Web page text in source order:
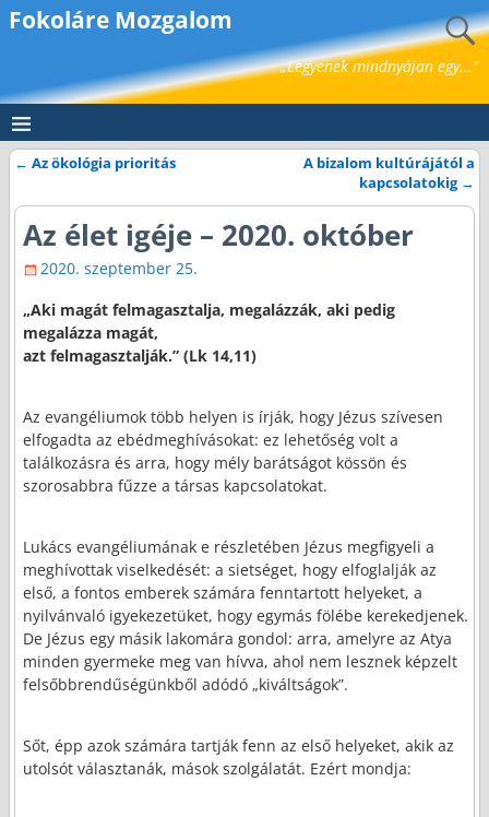
Fokoláre Mozgalom
„Legyenek mindnyájan egy..."
← Az ökológia prioritás
A bizalom kultúrájától a
kapcsolatokig →
Az élet igéje – 2020. október
2020. szeptember 25.
„Aki magát felmagasztalja, megalázzák, aki pedig
megalázza magát,
azt felmagasztalják.” (Lk 14,11)
Az evangéliumok több helyen is írják, hogy Jézus szívesen
elfogadta az ebédmeghívásokat: ez lehetőség volt a
találkozásra és arra, hogy mély barátságot kössön és
szorosabbra fűzze a társas kapcsolatokat.
Lukács evangéliumának e részletében Jézus megfigyeli a
meghívottak viselkedését: a sietséget, hogy elfoglalják az
első, a fontos emberek számára fenntartott helyeket, a
nyilvánvaló igyekezetüket, hogy egymás fölébe kerekedjenek.
De Jézus egy másik lakomára gondol: arra, amelyre az Atya
minden gyermeke meg van hívva, ahol nem lesznek képzelt
felsőbbrendűségünkből adódó „kiváltságok”.
Sőt, épp azok számára tartják fenn az első helyeket, akik az
utolsót választanák, mások szolgálatát. Ezért mondja: